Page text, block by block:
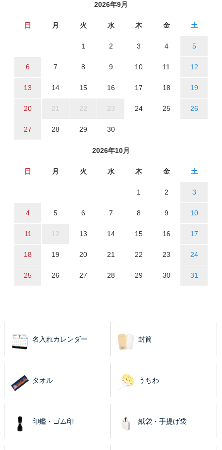
2026年9月
日 月 火 水 木 金 土
1 2 3 4 5
6 7 8 9 10 11 12
13 14 15 16 17 18 19
20 21 22 23 24 25 26
27 28 29 30
2026年10月
日 月 火 水 木 金 土
1 2 3
4 5 6 7 8 9 10
11 12 13 14 15 16 17
18 19 20 21 22 23 24
25 26 27 28 29 30 31
名入れカレンダー 封筒
タオル うちわ
印鑑・ゴム印 紙袋・手提げ袋